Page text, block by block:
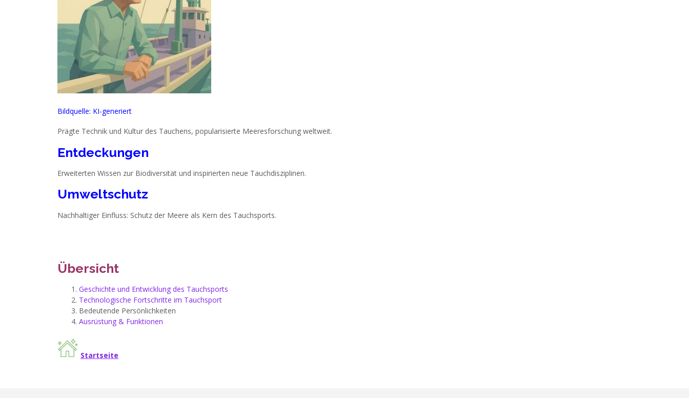
Bildquelle: KI-generiert
Prägte Technik und Kultur des Tauchens, popularisierte Meeresforschung weltweit.
Entdeckungen
Erweiterten Wissen zur Biodiversität und inspirierten neue Tauchdisziplinen.
Umweltschutz
Nachhaltiger Einfluss: Schutz der Meere als Kern des Tauchsports.
Übersicht
Geschichte und Entwicklung des Tauchsports
Technologische Fortschritte im Tauchsport
Bedeutende Persönlichkeiten
Ausrüstung & Funktionen
Startseite